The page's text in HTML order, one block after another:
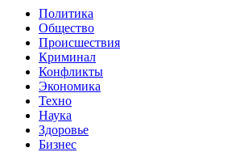
Политика
Общество
Происшествия
Криминал
Конфликты
Экономика
Техно
Наука
Здоровье
Бизнес